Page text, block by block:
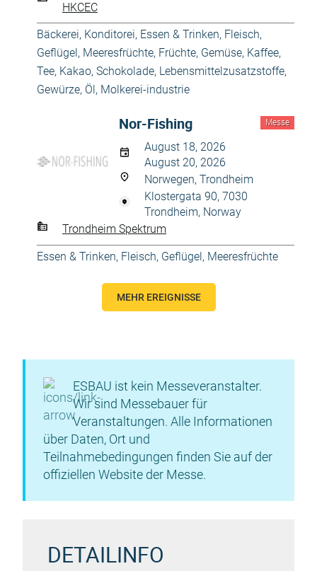
HKCEC
Bäckerei, Konditorei, Essen & Trinken, Fleisch,
Geflügel, Meeresfrüchte, Früchte, Gemüse, Kaffee,
Tee, Kakao, Schokolade, Lebensmittelzusatzstoffe,
Gewürze, Öl, Molkerei-industrie
Messe
Nor-Fishing
August 18, 2026
August 20, 2026
Norwegen, Trondheim
Klostergata 90, 7030
Trondheim, Norway
Trondheim Spektrum
Essen & Trinken, Fleisch, Geflügel, Meeresfrüchte
MEHR EREIGNISSE
ESBAU ist kein Messeveranstalter.
Wir sind Messebauer für
Veranstaltungen. Alle Informationen
über Daten, Ort und
Teilnahmebedingungen finden Sie auf der
offiziellen Website der Messe.
DETAILINFO